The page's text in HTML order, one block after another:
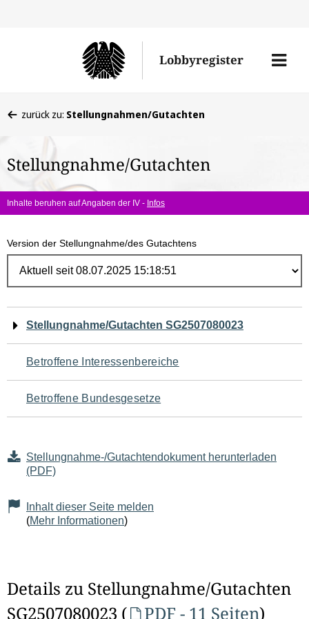
Lobbyregister
Menü
befinden
hier:
zurück zu: Stellungnahmen/Gutachten
Stellungnahme/Gutachten
Inhalte beruhen auf Angaben der IV - Infos
Version der Stellungnahme/des Gutachtens
Navigation
für
den
Seiteninhalt
Stellungnahme/Gutachten SG2507080023
Betroffene Interessenbereiche
Betroffene Bundesgesetze
Stellungnahme-/Gutachtendokument herunterladen
(PDF)
Inhalt dieser Seite melden
(Mehr Informationen)
Details zu Stellungnahme/Gutachten
SG2507080023 (
PDF - 11 Seiten)